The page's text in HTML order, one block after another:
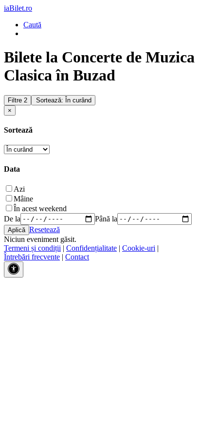
iaBilet.ro
Caută
Bilete la Concerte de Muzica
Clasica în Buzad
Filtre 2
Sortează: În curând
×
Sortează
Data
Azi
Mâine
În acest weekend
De la
Până la
Resetează
Niciun eveniment găsit.
Termeni și condiții | Confidențialitate | Cookie-uri |
Întrebări frecvente | Contact